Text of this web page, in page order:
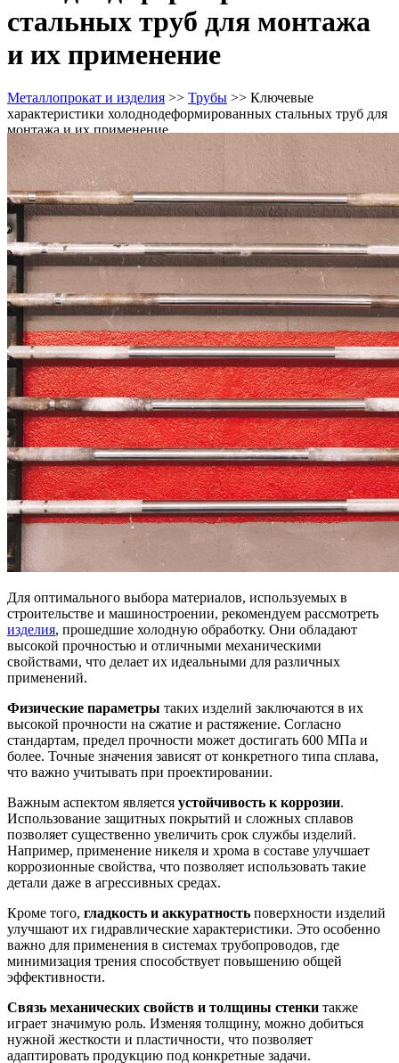
стальных труб для монтажа
и их применение
Металлопрокат и изделия >> Трубы >> Ключевые
характеристики холоднодеформированных стальных труб для
монтажа и их применение
Для оптимального выбора материалов, используемых в
строительстве и машиностроении, рекомендуем рассмотреть
изделия, прошедшие холодную обработку. Они обладают
высокой прочностью и отличными механическими
свойствами, что делает их идеальными для различных
применений.
Физические параметры таких изделий заключаются в их
высокой прочности на сжатие и растяжение. Согласно
стандартам, предел прочности может достигать 600 МПа и
более. Точные значения зависят от конкретного типа сплава,
что важно учитывать при проектировании.
Важным аспектом является устойчивость к коррозии.
Использование защитных покрытий и сложных сплавов
позволяет существенно увеличить срок службы изделий.
Например, применение никеля и хрома в составе улучшает
коррозионные свойства, что позволяет использовать такие
детали даже в агрессивных средах.
Кроме того, гладкость и аккуратность поверхности изделий
улучшают их гидравлические характеристики. Это особенно
важно для применения в системах трубопроводов, где
минимизация трения способствует повышению общей
эффективности.
Связь механических свойств и толщины стенки также
играет значимую роль. Изменяя толщину, можно добиться
нужной жесткости и пластичности, что позволяет
адаптировать продукцию под конкретные задачи.